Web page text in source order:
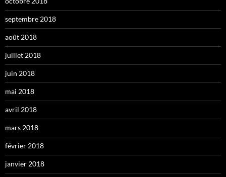
septembre 2018
août 2018
juillet 2018
juin 2018
mai 2018
avril 2018
mars 2018
février 2018
janvier 2018